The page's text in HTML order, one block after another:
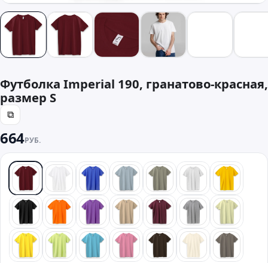
Футболка Imperial 190, гранатово-красная,
размер S
⧉
664РУБ.
красный белый синий голубой хаки светлыйжелтый
черный оранжевыйфиолетовыйпесочныйбордовыйсерый лайм
лимонныйзеленыйбирюзовый
розовый коричневыйбежевый